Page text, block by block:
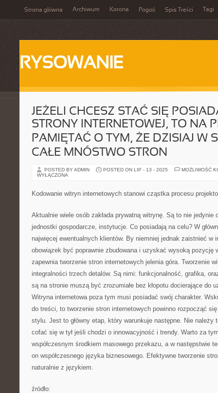
Strona główna Archiwum Korona Pogoń Spis Treści Tagi
RYSOWANIE
JEŻELI CHCESZ STAĆ SIĘ
STRONY INTERNETOWEJ, TO NA
PAMIĘTAĆ O TYM, ŻE DZISIAJ W
CAŁE MNÓSTWO STRON
POSTED BY ADMIN POSTED ON LIP - 13 - 2025
MOŻLIWOŚĆ
WYŁĄCZONA
Kodowanie witryn internetowych stanowi cząstka procesu
Aktualnie wiele osób zakłada prywatną witrynę. Są to nie jedynie
jednostki gospodarcze, instytucje. Co posiadają na celu? W
najwięcej ewentualnych klientów. By niemniej jednak zaistnieć w
obowiązek być poprawnie zbudowana i uzyskać wysoką pozycję
zapewnia tworzenie stron internetowych jelenia góra. Tworzenie
integralności trzech detalów. Są nimi: funkcjonalność, grafika,
są na stronie muszą być zrozumiałe bez kłopotu docierające do
Witryna internetowa poza tym musi posiadać swój charakter.
do treści, to tworzenie stron internetowych powinno rozpocząć się
stylu. Jest to główny etap, który warunkuje następne. Nie należy
cofać się w tył jeśli chodzi o innowacyjność i trendy. Warto za
współczesnym środkiem masowego przekazu, a w następstwie
on współczesnego języka biznesowego. Efektywne tworzenie
naturalnie z językiem.
źródło: